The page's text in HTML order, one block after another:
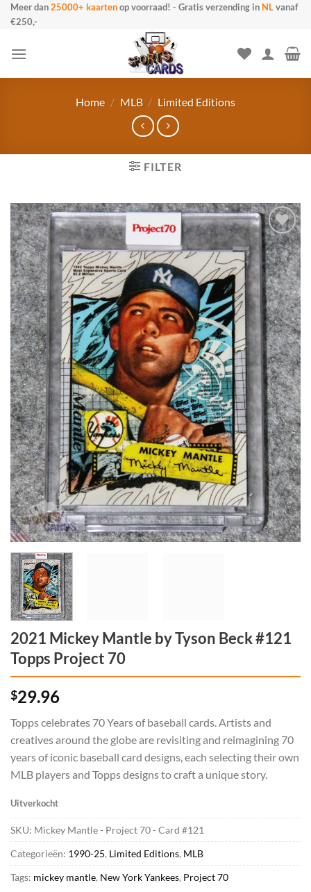
Ga
naar
Meer dan25000+ kaartenop voorraad! - Gratis verzending in NLvanaf
€250,-
Home / MLB / Limited Editions
FILTER
2021 Mickey Mantle by Tyson Beck #121
Topps Project 70
$29.96
Topps celebrates 70 Years of baseball cards. Artists and
creatives around the globe are revisiting and reimagining 70
years of iconic baseball card designs, each selecting their own
MLB players and Topps designs to craft a unique story.
Uitverkocht
SKU: Mickey Mantle - Project 70 - Card #121
Categorieën: 1990-25, Limited Editions, MLB
Tags: mickey mantle, New York Yankees, Project 70